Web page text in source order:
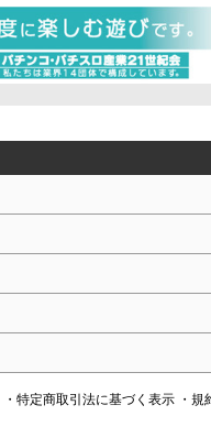
・特定商取引法に基づく表示 ・規